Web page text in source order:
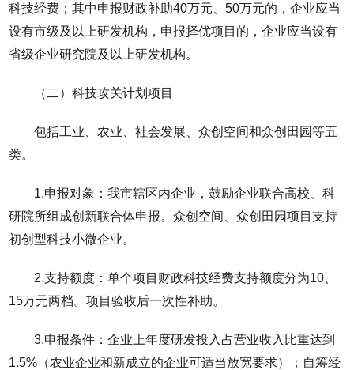
科技经费；其中申报财政补助40万元、50万元的，企业应当
设有市级及以上研发机构，申报择优项目的，企业应当设有
省级企业研究院及以上研发机构。
（二）科技攻关计划项目
包括工业、农业、社会发展、众创空间和众创田园等五
类。
1.申报对象：我市辖区内企业，鼓励企业联合高校、科
研院所组成创新联合体申报。众创空间、众创田园项目支持
初创型科技小微企业。
2.支持额度：单个项目财政科技经费支持额度分为10、
15万元两档。项目验收后一次性补助。
3.申报条件：企业上年度研发投入占营业收入比重达到
1.5%（农业企业和新成立的企业可适当放宽要求）；自筹经